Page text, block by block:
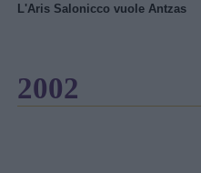
L'Aris Salonicco vuole Antzas
2002